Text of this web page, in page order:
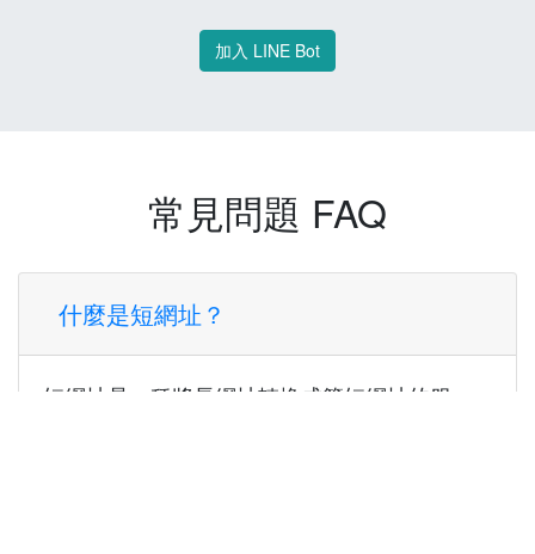
加入 LINE Bot
常見問題 FAQ
什麼是短網址？
短網址是一種將長網址轉換成簡短網址的服